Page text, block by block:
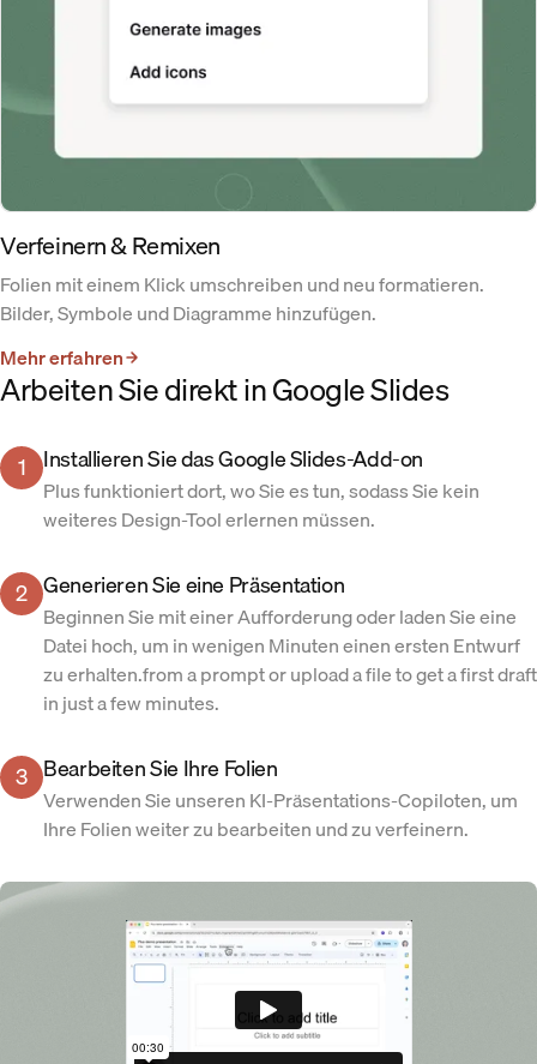
Verfeinern & Remixen
Folien mit einem Klick umschreiben und neu formatieren.
Bilder, Symbole und Diagramme hinzufügen.
Mehr erfahren
Arbeiten Sie direkt in Google Slides
1 Installieren Sie das Google Slides-Add-on
Plus funktioniert dort, wo Sie es tun, sodass Sie kein
weiteres Design-Tool erlernen müssen.
2 Generieren Sie eine Präsentation
Beginnen Sie mit einer Aufforderung oder laden Sie eine
Datei hoch, um in wenigen Minuten einen ersten Entwurf
zu erhalten.from a prompt or upload a file to get a first draft
in just a few minutes.
3 Bearbeiten Sie Ihre Folien
Verwenden Sie unseren KI-Präsentations-Copiloten, um
Ihre Folien weiter zu bearbeiten und zu verfeinern.